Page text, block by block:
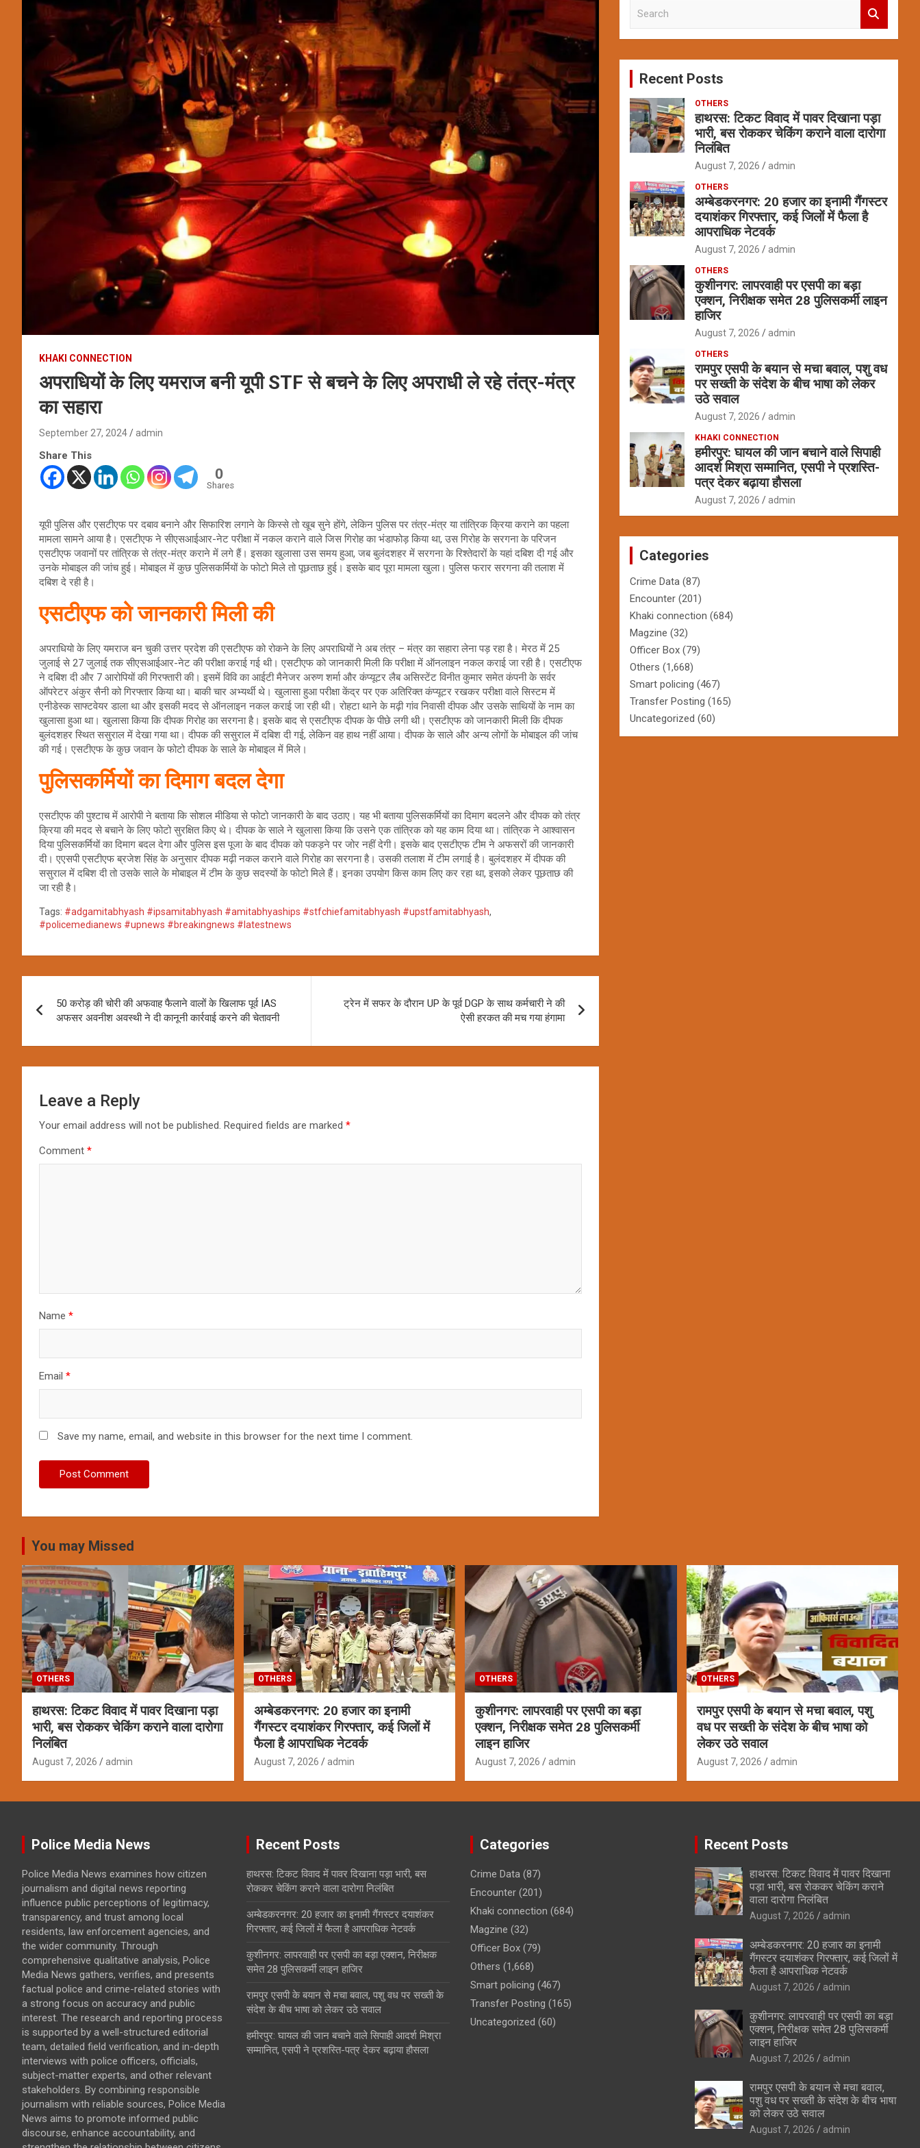
KHAKI CONNECTION
अपराधियों के लिए यमराज बनी यूपी STF से बचने के लिए अपराधी ले रहे तंत्र-मंत्र
का सहारा
September 27, 2024 admin
Share This
0
Shares
यूपी पुलिस और एसटीएफ पर दबाव बनाने और सिफारिश लगाने के किस्से तो खूब सुने होंगे, लेकिन पुलिस पर तंत्र-मंत्र या तांत्रिक क्रिया कराने का पहला
मामला सामने आया है। एसटीएफ ने सीएसआईआर-नेट परीक्षा में नकल कराने वाले जिस गिरोह का भंडाफोड़ किया था, उस गिरोह के सरगना के परिजन
एसटीएफ जवानों पर तांत्रिक से तंत्र-मंत्र कराने में लगे हैं। इसका खुलासा उस समय हुआ, जब बुलंदशहर में सरगना के रिश्तेदारों के यहां दबिश दी गई और
उनके मोबाइल की जांच हुई। मोबाइल में कुछ पुलिसकर्मियों के फोटो मिले तो पूछताछ हुई। इसके बाद पूरा मामला खुला। पुलिस फरार सरगना की तलाश में
दबिश दे रही है।
एसटीएफ को जानकारी मिली की
अपराधियो के लिए यमराज बन चुकी उत्तर प्रदेश की एसटीएफ को रोकने के लिए अपराधियों ने अब तंत्र – मंत्र का सहारा लेना पड़ रहा है। मेरठ में 25
जुलाई से 27 जुलाई तक सीएसआईआर-नेट की परीक्षा कराई गई थी। एसटीएफ को जानकारी मिली कि परीक्षा में ऑनलाइन नकल कराई जा रही है। एसटीएफ
ने दबिश दी और 7 आरोपियों की गिरफ्तारी की। इसमें विवि का आईटी मैनेजर अरुण शर्मा और कंप्यूटर लैब असिस्टेंट विनीत कुमार समेत कंपनी के सर्वर
ऑपरेटर अंकुर सैनी को गिरफ्तार किया था। बाकी चार अभ्यर्थी थे। खुलासा हुआ परीक्षा केंद्र पर एक अतिरिक्त कंप्यूटर रखकर परीक्षा वाले सिस्टम में
एनीडेस्क साफ्टवेयर डाला था और इसकी मदद से ऑनलाइन नकल कराई जा रही थी। रोहटा थाने के मढ़ी गांव निवासी दीपक और उसके साथियों के नाम का
खुलासा हुआ था। खुलासा किया कि दीपक गिरोह का सरगना है। इसके बाद से एसटीएफ दीपक के पीछे लगी थी। एसटीएफ को जानकारी मिली कि दीपक
बुलंदशहर स्थित ससुराल में देखा गया था। दीपक की ससुराल में दबिश दी गई, लेकिन वह हाथ नहीं आया। दीपक के साले और अन्य लोगों के मोबाइल की जांच
की गई। एसटीएफ के कुछ जवान के फोटो दीपक के साले के मोबाइल में मिले।
पुलिसकर्मियों का दिमाग बदल देगा
एसटीएफ की पुश्टाच में आरोपी ने बताया कि सोशल मीडिया से फोटो जानकारी के बाद उठाए। यह भी बताया पुलिसकर्मियों का दिमाग बदलने और दीपक को तंत्र
क्रिया की मदद से बचाने के लिए फोटो सुरक्षित किए थे। दीपक के साले ने खुलासा किया कि उसने एक तांत्रिक को यह काम दिया था। तांत्रिक ने आश्वासन
दिया पुलिसकर्मियों का दिमाग बदल देगा और पुलिस इस पूजा के बाद दीपक को पकड़ने पर जोर नहीं देगी। इसके बाद एसटीएफ टीम ने अफसरों की जानकारी
दी। एएसपी एसटीएफ ब्रजेश सिंह के अनुसार दीपक मढ़ी नकल कराने वाले गिरोह का सरगना है। उसकी तलाश में टीम लगाई है। बुलंदशहर में दीपक की
ससुराल में दबिश दी तो उसके साले के मोबाइल में टीम के कुछ सदस्यों के फोटो मिले हैं। इनका उपयोग किस काम लिए कर रहा था, इसको लेकर पूछताछ की
जा रही है।
Tags: #adgamitabhyash #ipsamitabhyash #amitabhyaships #stfchiefamitabhyash #upstfamitabhyash,
#policemedianews #upnews #breakingnews #latestnews
navigation
50 करोड़ की चोरी की अफवाह फैलाने वालों के खिलाफ पूर्व IAS
अफसर अवनीश अवस्थी ने दी कानूनी कार्रवाई करने की चेतावनी
ट्रेन में सफर के दौरान UP के पूर्व DGP के साथ कर्मचारी ने की
ऐसी हरकत की मच गया हंगामा
Leave a Reply
Your email address will not be published. Required fields are marked *
Comment *
Name *
Email *
Save my name, email, and website in this browser for the next time I comment.
c
Recent Posts
OTHERS
हाथरस: टिकट विवाद में पावर दिखाना पड़ा
भारी, बस रोककर चेकिंग कराने वाला दारोगा
निलंबित
August 7, 2026 admin
OTHERS
अम्बेडकरनगर: 20 हजार का इनामी गैंगस्टर
दयाशंकर गिरफ्तार, कई जिलों में फैला है
आपराधिक नेटवर्क
August 7, 2026 admin
OTHERS
कुशीनगर: लापरवाही पर एसपी का बड़ा
एक्शन, निरीक्षक समेत 28 पुलिसकर्मी लाइन
हाजिर
August 7, 2026 admin
OTHERS
रामपुर एसपी के बयान से मचा बवाल, पशु वध
पर सख्ती के संदेश के बीच भाषा को लेकर
उठे सवाल
August 7, 2026 admin
KHAKI CONNECTION
हमीरपुर: घायल की जान बचाने वाले सिपाही
आदर्श मिश्रा सम्मानित, एसपी ने प्रशस्ति-
पत्र देकर बढ़ाया हौसला
August 7, 2026 admin
Categories
Crime Data (87)
Encounter (201)
Khaki connection (684)
Magzine (32)
Officer Box (79)
Others (1,668)
Smart policing (467)
Transfer Posting (165)
Uncategorized (60)
You may Missed
OTHERS
हाथरस: टिकट विवाद में पावर दिखाना पड़ा
भारी, बस रोककर चेकिंग कराने वाला दारोगा
निलंबित
August 7, 2026 admin
OTHERS
अम्बेडकरनगर: 20 हजार का इनामी
गैंगस्टर दयाशंकर गिरफ्तार, कई जिलों में
फैला है आपराधिक नेटवर्क
August 7, 2026 admin
OTHERS
कुशीनगर: लापरवाही पर एसपी का बड़ा
एक्शन, निरीक्षक समेत 28 पुलिसकर्मी
लाइन हाजिर
August 7, 2026 admin
OTHERS
रामपुर एसपी के बयान से मचा बवाल, पशु
वध पर सख्ती के संदेश के बीच भाषा को
लेकर उठे सवाल
August 7, 2026 admin
Police Media News
Police Media News examines how citizen
journalism and digital news reporting
influence public perceptions of legitimacy,
transparency, and trust among local
residents, law enforcement agencies, and
the wider community. Through
comprehensive qualitative analysis, Police
Media News gathers, verifies, and presents
factual police and crime-related stories with
a strong focus on accuracy and public
interest. The research and reporting process
is supported by a well-structured editorial
team, detailed field verification, and in-depth
interviews with police officers, officials,
subject-matter experts, and other relevant
stakeholders. By combining responsible
journalism with reliable sources, Police Media
News aims to promote informed public
discourse, enhance accountability, and
Recent Posts
हाथरस: टिकट विवाद में पावर दिखाना पड़ा भारी, बस
रोककर चेकिंग कराने वाला दारोगा निलंबित
अम्बेडकरनगर: 20 हजार का इनामी गैंगस्टर दयाशंकर
गिरफ्तार, कई जिलों में फैला है आपराधिक नेटवर्क
कुशीनगर: लापरवाही पर एसपी का बड़ा एक्शन, निरीक्षक
समेत 28 पुलिसकर्मी लाइन हाजिर
रामपुर एसपी के बयान से मचा बवाल, पशु वध पर सख्ती के
संदेश के बीच भाषा को लेकर उठे सवाल
हमीरपुर: घायल की जान बचाने वाले सिपाही आदर्श मिश्रा
सम्मानित, एसपी ने प्रशस्ति-पत्र देकर बढ़ाया हौसला
Categories
Crime Data (87)
Encounter (201)
Khaki connection (684)
Magzine (32)
Officer Box (79)
Others (1,668)
Smart policing (467)
Transfer Posting (165)
Uncategorized (60)
Recent Posts
हाथरस: टिकट विवाद में पावर दिखाना
पड़ा भारी, बस रोककर चेकिंग कराने
वाला दारोगा निलंबित
August 7, 2026 admin
अम्बेडकरनगर: 20 हजार का इनामी
गैंगस्टर दयाशंकर गिरफ्तार, कई जिलों में
फैला है आपराधिक नेटवर्क
August 7, 2026 admin
कुशीनगर: लापरवाही पर एसपी का बड़ा
एक्शन, निरीक्षक समेत 28 पुलिसकर्मी
लाइन हाजिर
August 7, 2026 admin
रामपुर एसपी के बयान से मचा बवाल,
पशु वध पर सख्ती के संदेश के बीच भाषा
को लेकर उठे सवाल
August 7, 2026 admin